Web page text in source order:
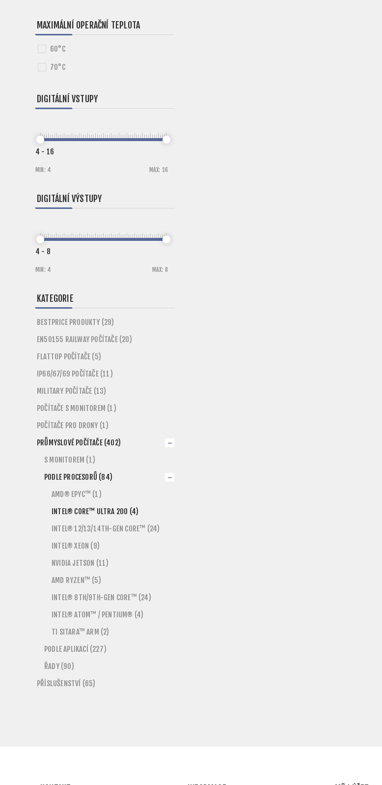
MAXIMÁLNÍ OPERAČNÍ TEPLOTA
60°C
70°C
DIGITÁLNÍ VSTUPY
MIN: 4 MAX: 16
4 - 16
DIGITÁLNÍ VÝSTUPY
MIN: 4 MAX: 8
4 - 8
KATEGORIE
BESTPRICE PRODUKTY (29)
EN50155 RAILWAY POČÍTAČE (20)
FLATTOP POČÍTAČE (5)
IP66/67/69 POČÍTAČE (11)
MILITARY POČÍTAČE (13)
POČÍTAČE S MONITOREM (1)
POČÍTAČE PRO DRONY (1)
PRŮMYSLOVÉ POČÍTAČE (402)
S MONITOREM (1)
PODLE PROCESORŮ (84)
AMD® EPYC™ (1)
INTEL® CORE™ ULTRA 200 (4)
INTEL® 12/13/14TH-GEN CORE™ (24)
INTEL® XEON (9)
NVIDIA JETSON (11)
AMD RYZEN™ (5)
INTEL® 8TH/9TH-GEN CORE™ (24)
INTEL® ATOM™ / PENTIUM® (4)
TI SITARA™ ARM (2)
PODLE APLIKACÍ (227)
ŘADY (90)
PŘÍSLUŠENSTVÍ (65)